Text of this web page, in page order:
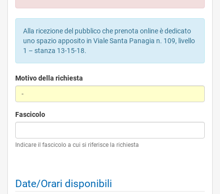
Alla ricezione del pubblico che prenota online è dedicato
uno spazio apposito in Viale Santa Panagia n. 109, livello
1 – stanza 13-15-18.
Motivo della richiesta
Fascicolo
Indicare il fascicolo a cui si riferisce la richiesta
Date/Orari disponibili